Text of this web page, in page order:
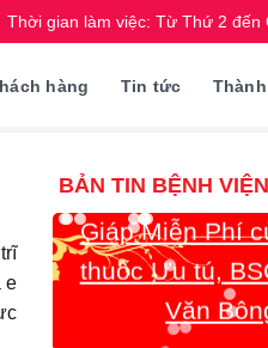
Thời gian làm việc: Từ Thứ 2 đến
hàng Tin tức
e
BẢN TIN BỆNH
Giáp Miễn Phí
thuốc Ưu tú,
Văn
Quy trình chăm